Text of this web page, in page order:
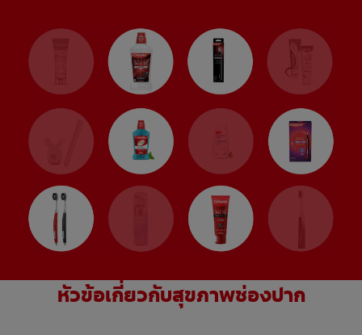
หัวข้อเกี่ยวกับสุขภาพช่องปาก